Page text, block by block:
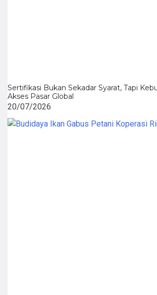
Sertifikasi Bukan Sekadar Syarat, Tapi
Akses Pasar Global
20/07/2026